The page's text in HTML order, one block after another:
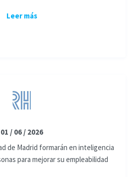
Leer más
01 / 06 / 2026
de Madrid formarán en inteligencia
para mejorar su empleabilidad